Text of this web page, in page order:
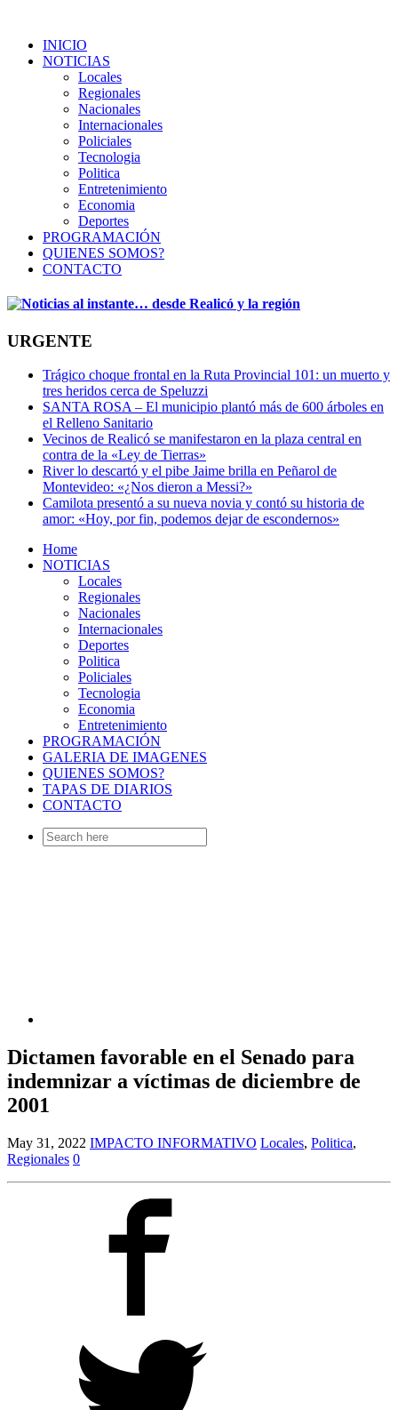
INICIO
NOTICIAS
Locales
Regionales
Nacionales
Internacionales
Policiales
Tecnologia
Politica
Entretenimiento
Economia
Deportes
PROGRAMACIÓN
QUIENES SOMOS?
CONTACTO
URGENTE
Trágico choque frontal en la Ruta Provincial 101: un muerto y
tres heridos cerca de Speluzzi
SANTA ROSA – El municipio plantó más de 600 árboles en
el Relleno Sanitario
Vecinos de Realicó se manifestaron en la plaza central en
contra de la «Ley de Tierras»
River lo descartó y el pibe Jaime brilla en Peñarol de
Montevideo: «¿Nos dieron a Messi?»
Camilota presentó a su nueva novia y contó su historia de
amor: «Hoy, por fin, podemos dejar de escondernos»
Home
NOTICIAS
Locales
Regionales
Nacionales
Internacionales
Deportes
Politica
Policiales
Tecnologia
Economia
Entretenimiento
PROGRAMACIÓN
GALERIA DE IMAGENES
QUIENES SOMOS?
TAPAS DE DIARIOS
CONTACTO
Search
for:
Dictamen favorable en el Senado para
indemnizar a víctimas de diciembre de
2001
May 31, 2022 IMPACTO INFORMATIVO Locales, Politica,
Regionales 0